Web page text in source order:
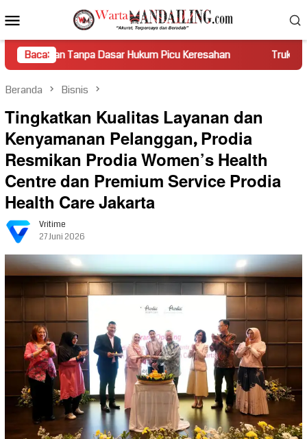
ke
kontenMobile
Baca:
Dasar Hukum Picu Keresahan Truk Miring Hambat Arus
Beranda Bisnis
Tingkatkan Kualitas Layanan dan
Kenyamanan Pelanggan, Prodia
Resmikan Prodia Women’s Health
Centre dan Premium Service Prodia
Health Care Jakarta
Vritime
27 Juni 2026